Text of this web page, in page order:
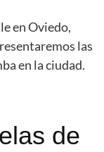
en Oviedo,
las
en la ciudad.
de